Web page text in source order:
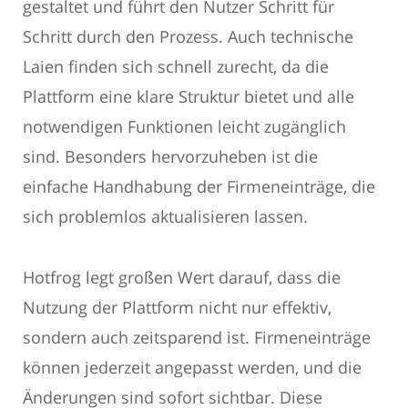
gestaltet und führt den Nutzer Schritt für
Schritt durch den Prozess. Auch technische
Laien finden sich schnell zurecht, da die
Plattform eine klare Struktur bietet und alle
notwendigen Funktionen leicht zugänglich
sind. Besonders hervorzuheben ist die
einfache Handhabung der Firmeneinträge, die
sich problemlos aktualisieren lassen.
Hotfrog legt großen Wert darauf, dass die
Nutzung der Plattform nicht nur effektiv,
sondern auch zeitsparend ist. Firmeneinträge
können jederzeit angepasst werden, und die
Änderungen sind sofort sichtbar. Diese